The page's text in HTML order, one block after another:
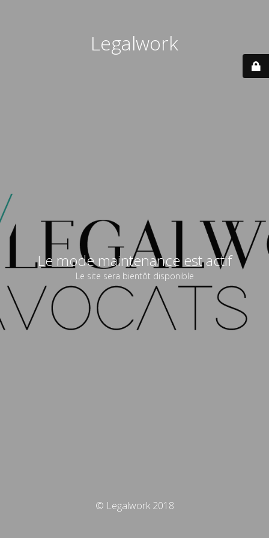
Legalwork
Le mode maintenance est actif
Le site sera bientôt disponible
© Legalwork 2018